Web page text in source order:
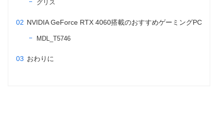
グリス
NVIDIA GeForce RTX 4060搭載のおすすめゲーミングPC
MDL_T5746
おわりに